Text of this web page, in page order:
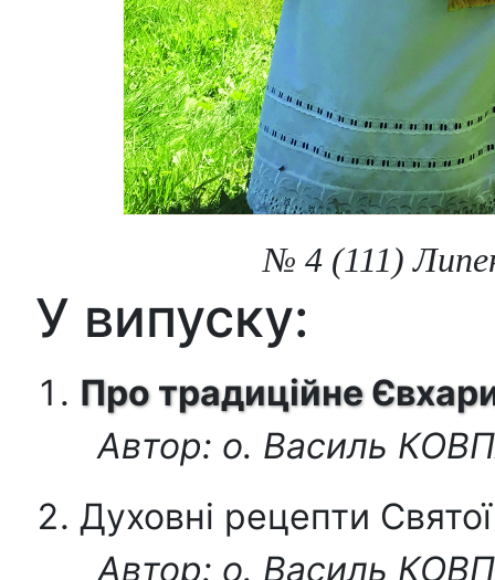
№ 4 (111)
У випуску:
Про традиційне
Автор: о. Василь
Духовні рецепти
Автор: о. Василь